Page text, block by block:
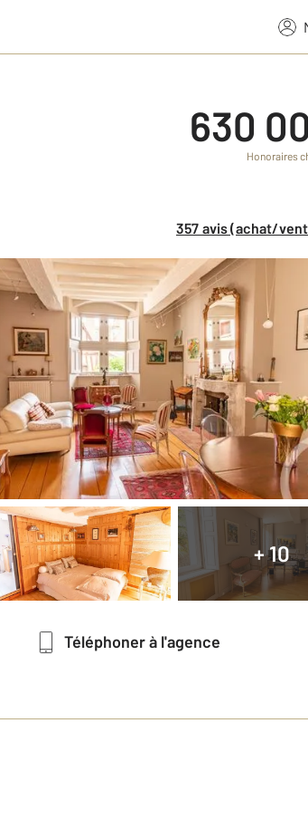
630
Honoraires
357 avis (achat/
+ 10
Téléphoner à l'agence